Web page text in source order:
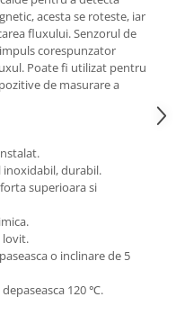
acesta se roteste, iar
fluxului. Senzorul de
corespunzator
Poate fi utilizat pentru
de masurare a
durabil.
superioara si
lovit.
o inclinare de 5
120 ℃.